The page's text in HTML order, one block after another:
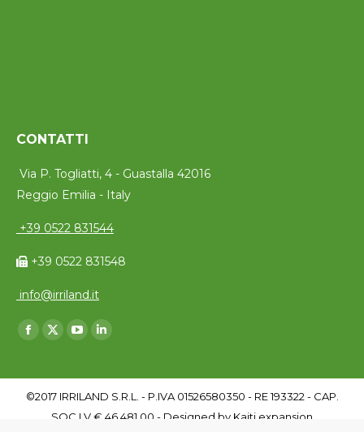
CONTATTI
Via P. Togliatti, 4 - Guastalla 42016
Reggio Emilia - Italy
+39 0522 831544
+39 0522 831548
info@irriland.it
Find us on:
Facebook
opens
in
X
opens
in
YouTube
opens
in
Linkedin
opens
in
©2017 IRRILAND S.R.L. - P.IVA 01526580350 - RE 193322 - CAP.
SOC I.V € 46.481,00 - Designed by Kaiti expansion